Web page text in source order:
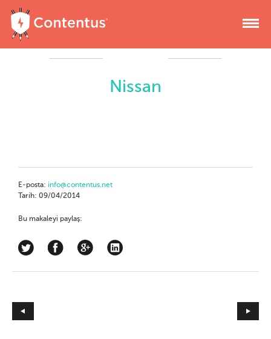
Nissan
E-posta: info@contentus.net
Tarih: 09/04/2014
Bu makaleyi paylaş: